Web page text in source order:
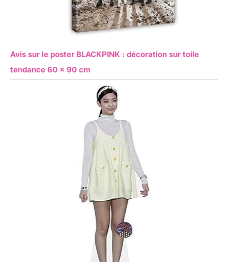
Avis sur le poster BLACKPINK : décoration sur toile
tendance 60 x 90 cm